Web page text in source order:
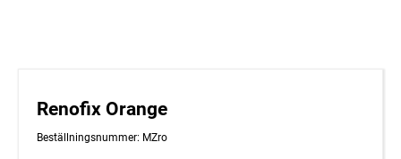
Renofix Orange
Beställningsnummer: MZro